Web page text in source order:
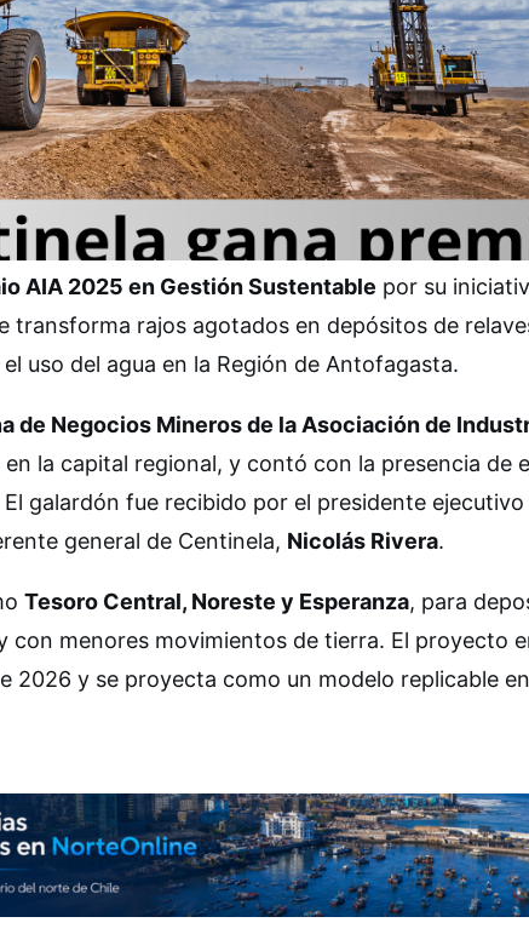
AIA 2025 en Gestión Sustentable por su
transforma rajos agotados en depósitos de
uso del agua en la Región de Antofagasta.
de Negocios Mineros de la Asociación de
la capital regional, y contó con la presencia de
galardón fue recibido por el presidente ejecutivo
general de Centinela, Nicolás Rivera.
Tesoro Central, Noreste y Esperanza, para
con menores movimientos de tierra. El proyecto
2026 y se proyecta como un modelo replicable